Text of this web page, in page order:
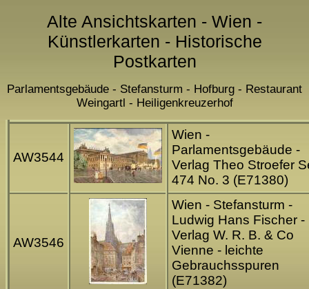
Alte Ansichtskarten - Wien -
Künstlerkarten - Historische
Postkarten
Parlamentsgebäude - Stefansturm - Hofburg - Restaurant
Weingartl - Heiligenkreuzerhof
AW3544
Wien -
Parlamentsgebäude -
Verlag Theo Stroefer
474 No. 3 (E71380)
AW3546
Wien - Stefansturm -
Ludwig Hans Fischer -
Verlag W. R. B. & Co
Vienne - leichte
Gebrauchsspuren
(E71382)